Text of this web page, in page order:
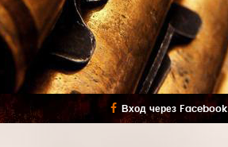
Вход через Facebook